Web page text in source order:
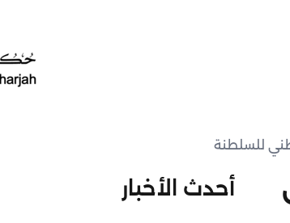
للسلطنة
أحدث الأخبار